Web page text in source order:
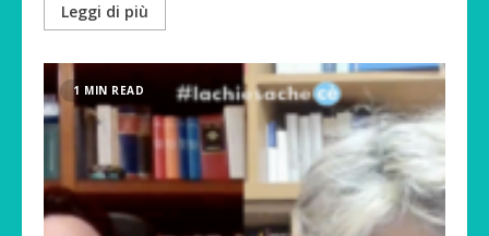
Leggi di più
1 MIN READ